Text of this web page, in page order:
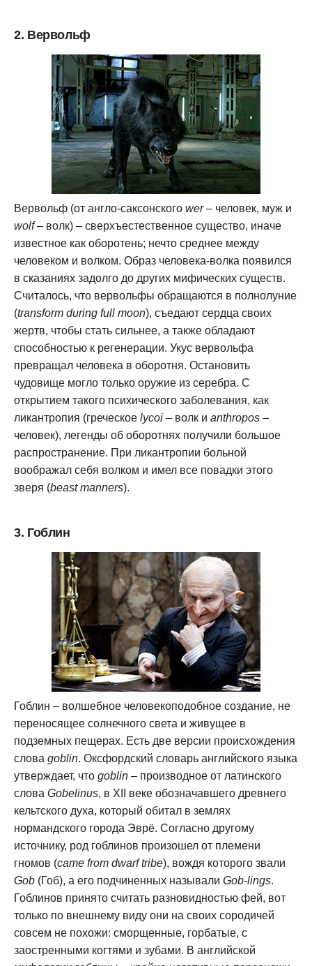
2. Вервольф
Вервольф (от англо-саксонского wer– человек, муж и
wolf– волк) – сверхъестественное существо, иначе
известное как оборотень; нечто среднее между
человеком и волком. Образ человека-волка появился
в сказаниях задолго до других мифических существ.
Считалось, что вервольфы обращаются в полнолуние
(transform during full moon), съедают сердца своих
жертв, чтобы стать сильнее, а также обладают
способностью к регенерации. Укус вервольфа
превращал человека в оборотня. Остановить
чудовище могло только оружие из серебра. С
открытием такого психического заболевания, как
ликантропия (греческое lycoi – волк и anthropos –
человек), легенды об оборотнях получили большое
распространение. При ликантропии больной
воображал себя волком и имел все повадки этого
зверя (beast manners).
3. Гоблин
Гоблин – волшебное человекоподобное создание, не
переносящее солнечного света и живущее в
подземных пещерах. Есть две версии происхождения
слова goblin. Оксфордский словарь английского языка
утверждает, что goblin – производное от латинского
слова Gobelinus, в XII веке обозначавшего древнего
кельтского духа, который обитал в землях
нормандского города Эврё. Согласно другому
источнику, род гоблинов произошел от племени
гномов (came from dwarf tribe), вождя которого звали
Gob (Гоб), а его подчиненных называли Gob-lings.
Гоблинов принято считать разновидностью фей, вот
только по внешнему виду они на своих сородичей
совсем не похожи: сморщенные, горбатые, с
заостренными когтями и зубами. В английской